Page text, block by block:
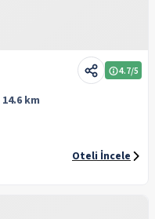
4.7/5
14.6 km
Oteli İncele